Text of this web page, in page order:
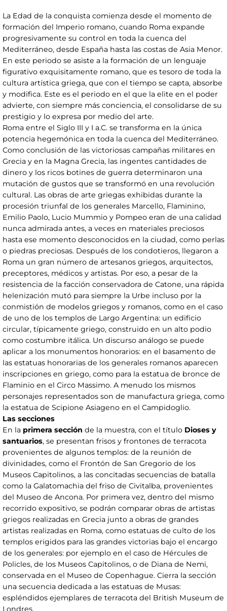
La Edad de la conquista comienza desde el momento de
formación del Imperio romano, cuando Roma expande
progresivamente su control en toda la cuenca del
Mediterráneo, desde España hasta las costas de Asia Menor.
En este periodo se asiste a la formación de un lenguaje
figurativo exquisitamente romano, que es tesoro de toda la
cultura artística griega, que con el tiempo se capta, absorbe
y modifica. Este es el periodo en el que la elite en el poder
advierte, con siempre más conciencia, el consolidarse de su
prestigio y lo expresa por medio del arte.
Roma entre el Siglo III y I a.C. se transforma en la única
potencia hegemónica en toda la cuenca del Mediterráneo.
Como conclusión de las victoriosas campañas militares en
Grecia y en la Magna Grecia, las ingentes cantidades de
dinero y los ricos botines de guerra determinaron una
mutación de gustos que se transformó en una revolución
cultural. Las obras de arte griegas exhibidas durante la
procesión triunfal de los generales Marcello, Flaminino,
Emilio Paolo, Lucio Mummio y Pompeo eran de una calidad
nunca admirada antes, a veces en materiales preciosos
hasta ese momento desconocidos en la ciudad, como perlas
o piedras preciosas. Después de los condotieros, llegaron a
Roma un gran número de artesanos griegos, arquitectos,
preceptores, médicos y artistas. Por eso, a pesar de la
resistencia de la facción conservadora de Catone, una rápida
helenización mutó para siempre la Urbe incluso por la
conmistión de modelos griegos y romanos, como en el caso
de uno de los templos de Largo Argentina: un edificio
circular, típicamente griego, construido en un alto podio
como costumbre itálica. Un discurso análogo se puede
aplicar a los monumentos honorarios: en el basamento de
las estatuas honorarias de los generales romanos aparecen
inscripciones en griego, como para la estatua de bronce de
Flaminio en el Circo Massimo. A menudo los mismos
personajes representados son de manufactura griega, como
la estatua de Scipione Asiageno en el Campidoglio.
Las secciones
En la primera sección de la muestra, con el título Dioses y
santuarios, se presentan frisos y frontones de terracota
provenientes de algunos templos: de la reunión de
divinidades, como el Frontón de San Gregorio de los
Museos Capitolinos, a las concitadas secuencias de batalla
como la Galatomachia del friso de Civitalba, provenientes
del Museo de Ancona. Por primera vez, dentro del mismo
recorrido expositivo, se podrán comparar obras de artistas
griegos realizadas en Grecia junto a obras de grandes
artistas realizadas en Roma, como estatuas de culto de los
templos erigidos para las grandes victorias bajo el encargo
de los generales: por ejemplo en el caso de Hércules de
Policles, de los Museos Capitolinos, o de Diana de Nemi,
conservada en el Museo de Copenhague. Cierra la sección
una secuencia dedicada a las estatuas de Musas:
espléndidos ejemplares de terracota del British Museum de
Londres.